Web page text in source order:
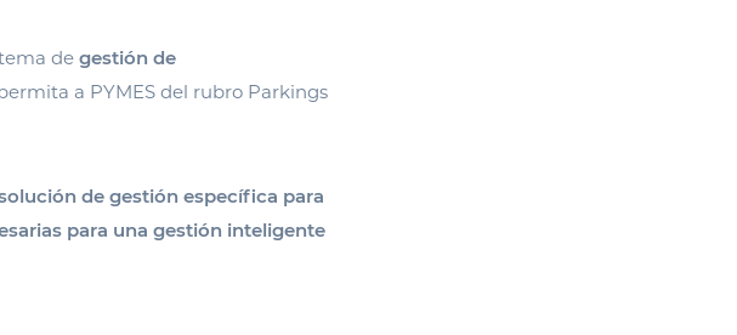
de gestión de
a PYMES del rubro Parkings
de gestión específica para
para una gestión inteligente